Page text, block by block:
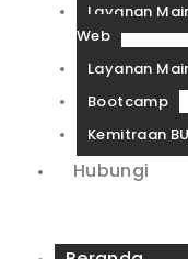
Layanan
Web
Layanan
Bootcamp
Kemitraan
Hubungi